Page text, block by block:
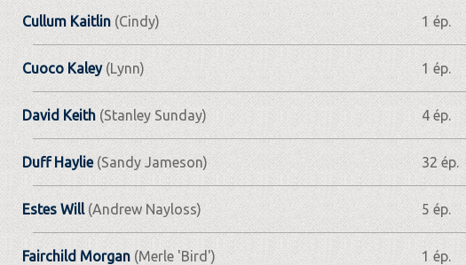
Cullum Kaitlin(Cindy) 1 ép.
Cuoco Kaley(Lynn) 1 ép.
David Keith(Stanley Sunday) 4 ép.
Duff Haylie(Sandy Jameson) 32 ép.
Estes Will (Andrew Nayloss) 5 ép.
Fairchild Morgan (Merle 'Bird') 1 ép.